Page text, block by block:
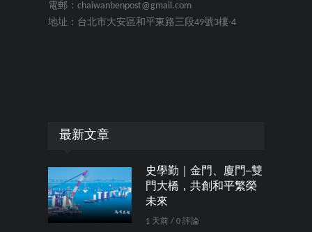
電郵：chaiwanbenpost@gmail.com
地址：台北市大安區和平東路三段49號3樓-4
最新文章
史學勤｜金門、廈門─雙
門大橋，共創和平繁榮
未來
1 天前 / 0 評論